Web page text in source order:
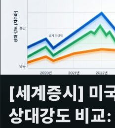
[세계증시] 미
상대강도 비교: